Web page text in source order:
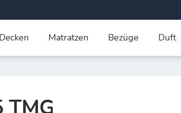
Decken Matratzen Bezüge Duft